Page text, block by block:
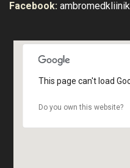
Facebook: ambromedkliinik
This page can't load
Do you own this website?